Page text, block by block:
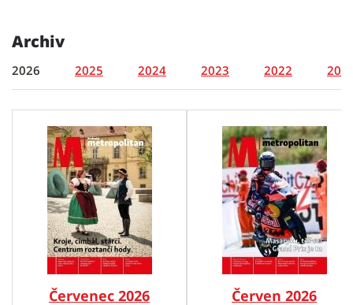
Archiv
2026 2025 2024 2023 2022
Červenec 2026 Červen 2026